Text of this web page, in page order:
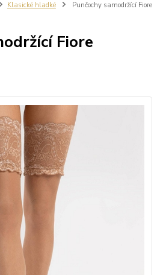
Klasické hladké
Punčochy samodržící Fiore
Fiore